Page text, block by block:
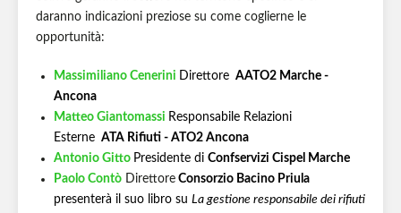
daranno indicazioni preziose su come coglierne le
opportunità:
Massimiliano Cenerini Direttore AATO2 Marche -
Ancona
Matteo Giantomassi Responsabile Relazioni
Esterne ATA Rifiuti - ATO2 Ancona
Antonio Gitto Presidente di Confservizi Cispel Marche
Paolo Contò Direttore Consorzio Bacino Priula
presenterà il suo libro su La gestione responsabile dei rifiuti